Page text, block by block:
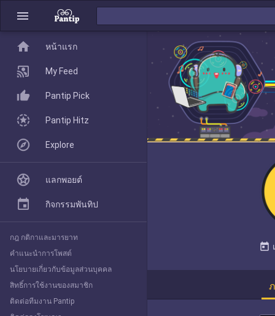
menu
today
home
Pantip Pick
Explore
home หน้าแรก
My Feed
Pantip Pick
Pantip Hitz
Explore
แลกพอยต์
กิจกรรมพันทิป
กฎ กติกาและมารยาท
คำแนะนำการโพสต์
นโยบายเกี่ยวกับข้อมูลส่วนบุคคล
สิทธิ์การใช้งานของสมาชิก
ติดต่อทีมงาน Pantip